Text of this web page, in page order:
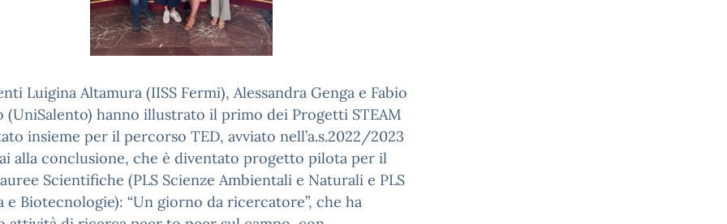
Luigina Altamura (IISS Fermi), Alessandra Genga e Fabio
(UniSalento) hanno illustrato il primo dei Progetti STEAM
insieme per il percorso TED, avviato nell’a.s.2022/2023
alla conclusione, che è diventato progetto pilota per il
Scientifiche (PLS Scienze Ambientali e Naturali e PLS
e Biotecnologie): “Un giorno da ricercatore”, che ha